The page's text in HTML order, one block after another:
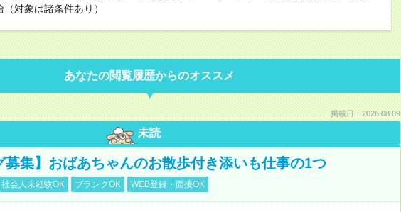
対象は諸条件あり）
あなたの閲覧履歴からのオススメ
掲載日：2026.08.09
未読
募集】おばあちゃんのお散歩付き添いも仕事の1つ
社会人未経験OK ブランクOK WEB登録・面接OK